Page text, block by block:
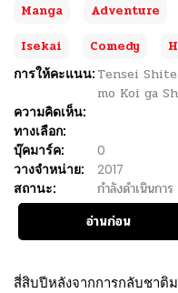
Manga Adventure
Isekai
Comedy
การให้คะแนน: Tensei
mo Koi ga
ความคิดเห็น:
ทางเลือก:
บุ๊คมาร์ค:
0
วางจำหน่าย:
2017
สถานะ:
กำลังดำเนินการ
อ่านก่อน
สี่สิบปีหลังจากการกลับชาติ